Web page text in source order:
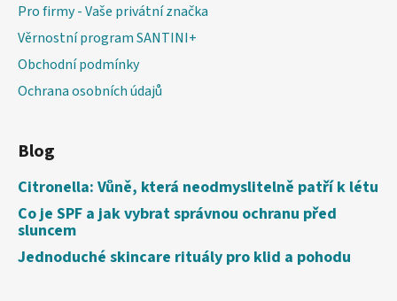
Pro firmy - Vaše privátní značka
Věrnostní program SANTINI+
Obchodní podmínky
Ochrana osobních údajů
Blog
Citronella: Vůně, která neodmyslitelně patří k létu
Co je SPF a jak vybrat správnou ochranu před
sluncem
Jednoduché skincare rituály pro klid a pohodu